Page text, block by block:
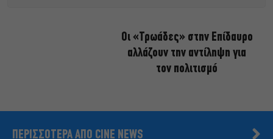
Οι «Τρωάδες» στην Επίδαυρο
αλλάζουν την αντίληψη για
τον πολιτισμό
ΠΕΡΙΣΣΟΤΕΡΑ ΑΠΟ CINE NEWS